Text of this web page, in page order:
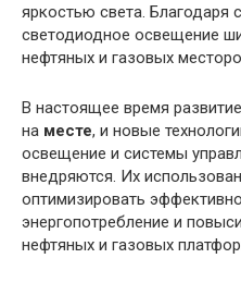
яркостью света. Благодаря
светодиодное освещение
нефтяных и газовых
В настоящее время
на месте, и новые
освещение и системы
внедряются. Их
оптимизировать
энергопотребление и
нефтяных и газовых